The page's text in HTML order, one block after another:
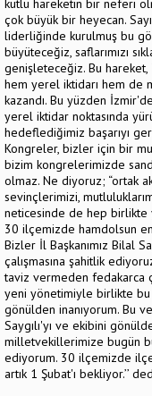
kutlu hareketin bir neferi
çok büyük bir heyecan.
liderliğinde kurulmuş bu
büyüteceğiz, saflarımızı
genişleteceğiz. Bu
hem yerel iktidarı hem de
kazandı. Bu yüzden
yerel iktidar noktasında
hedeflediğimiz başarıyı
Kongreler, bizler için bir
bizim kongrelerimizde
olmaz. Ne diyoruz; “ortak
sevinçlerimizi,
neticesinde de hep
30 ilçemizde hamdolsun
Bizler İl Başkanımız Bilal
çalışmasına şahitlik
taviz vermeden fedakarca
yeni yönetimiyle birlikte bu
gönülden inanıyorum. Bu
Saygılı'yı ve ekibini
milletvekillerimize bugün
ediyorum. 30 ilçemizde
artık 1 Şubat'ı bekliyor.’’